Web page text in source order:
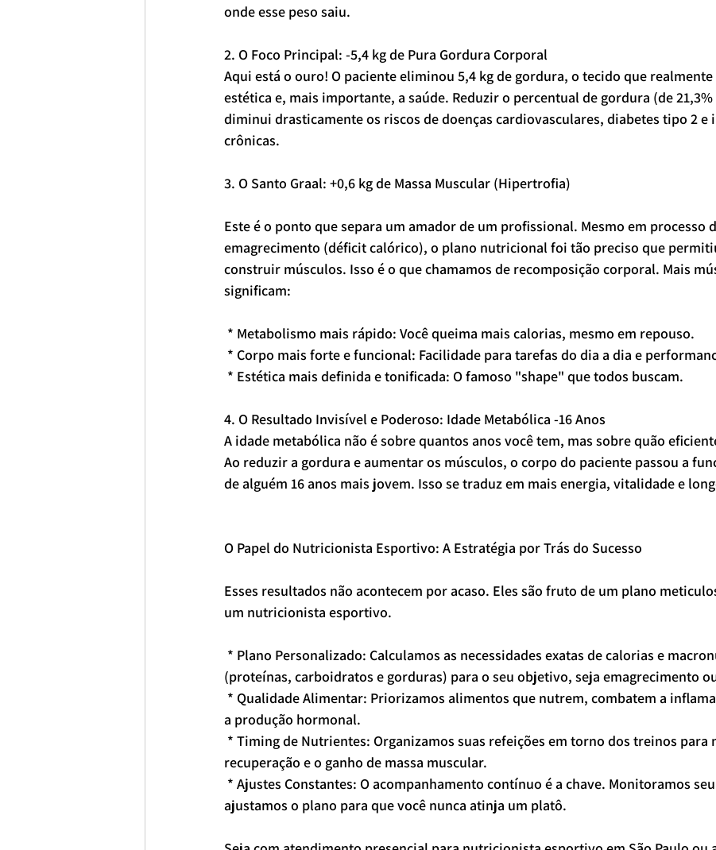
onde esse peso saiu.
2. O Foco Principal: -5,4 kg de Pura Gordura Corporal
Aqui está o ouro! O paciente eliminou 5,4 kg de gordura, o tecido que realmente
estética e, mais importante, a saúde. Reduzir o percentual de gordura (de 21,3%
diminui drasticamente os riscos de doenças cardiovasculares, diabetes tipo 2 e
crônicas.
3. O Santo Graal: +0,6 kg de Massa Muscular (Hipertrofia)
Este é o ponto que separa um amador de um profissional. Mesmo em processo
emagrecimento (déficit calórico), o plano nutricional foi tão preciso que
construir músculos. Isso é o que chamamos de recomposição corporal. Mais
significam:
* Metabolismo mais rápido: Você queima mais calorias, mesmo em repouso.
* Corpo mais forte e funcional: Facilidade para tarefas do dia a dia e
* Estética mais definida e tonificada: O famoso "shape" que todos buscam.
4. O Resultado Invisível e Poderoso: Idade Metabólica -16 Anos
A idade metabólica não é sobre quantos anos você tem, mas sobre quão
Ao reduzir a gordura e aumentar os músculos, o corpo do paciente passou a
de alguém 16 anos mais jovem. Isso se traduz em mais energia, vitalidade e
O Papel do Nutricionista Esportivo: A Estratégia por Trás do Sucesso
Esses resultados não acontecem por acaso. Eles são fruto de um plano
um nutricionista esportivo.
(proteínas, carboidratos e gorduras) para o seu objetivo, seja emagrecimento
a produção hormonal.
recuperação e o ganho de massa muscular.
ajustamos o plano para que você nunca atinja um platô.